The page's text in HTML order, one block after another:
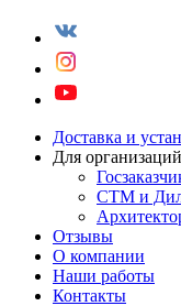
Доставка и
Для организаций
СТМ и
Отзывы
О компании
Наши работы
Контакты